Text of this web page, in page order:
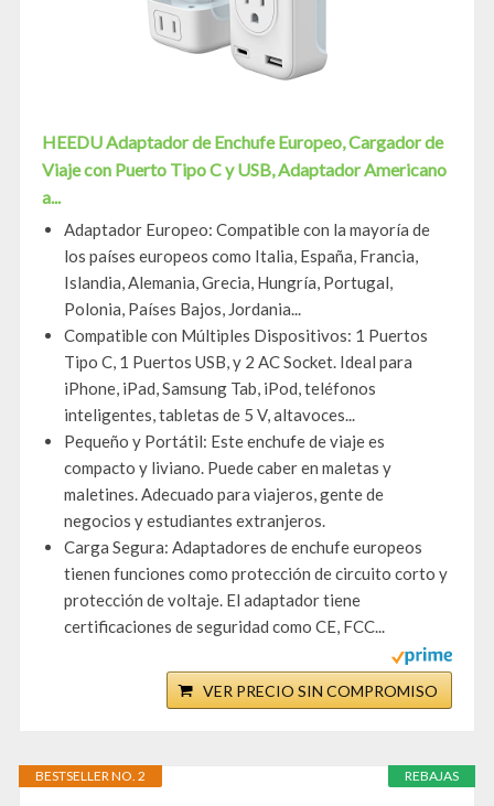
HEEDU Adaptador de Enchufe Europeo, Cargador de
Viaje con Puerto Tipo C y USB, Adaptador Americano
a...
Adaptador Europeo: Compatible con la mayoría de
los países europeos como Italia, España, Francia,
Islandia, Alemania, Grecia, Hungría, Portugal,
Polonia, Países Bajos, Jordania...
Compatible con Múltiples Dispositivos: 1 Puertos
Tipo C, 1 Puertos USB, y 2 AC Socket. Ideal para
iPhone, iPad, Samsung Tab, iPod, teléfonos
inteligentes, tabletas de 5 V, altavoces...
Pequeño y Portátil: Este enchufe de viaje es
compacto y liviano. Puede caber en maletas y
maletines. Adecuado para viajeros, gente de
negocios y estudiantes extranjeros.
Carga Segura: Adaptadores de enchufe europeos
tienen funciones como protección de circuito corto y
protección de voltaje. El adaptador tiene
certificaciones de seguridad como CE, FCC...
VER PRECIO SIN COMPROMISO
REBAJAS
BESTSELLER NO. 2